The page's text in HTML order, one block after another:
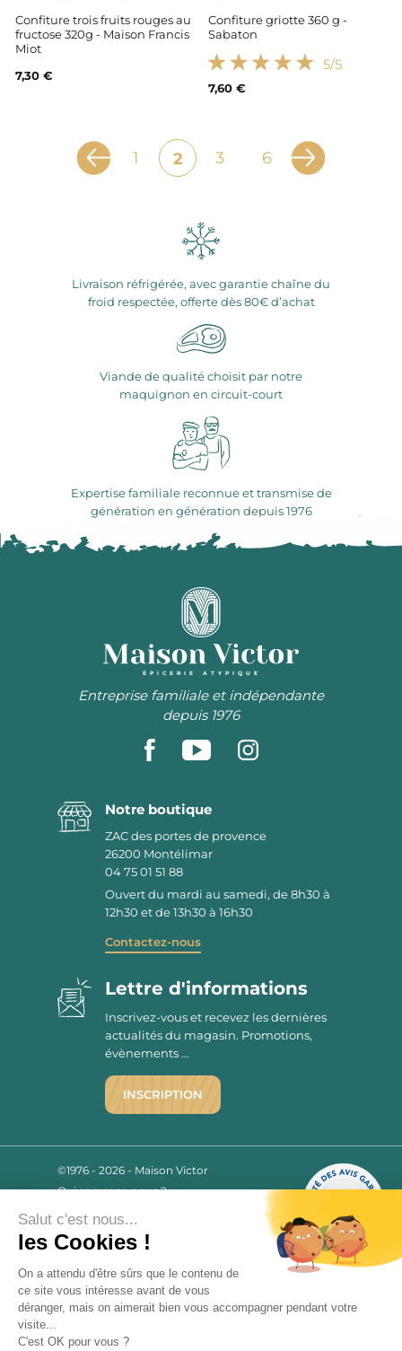
Confiture trois fruits rouges au
fructose 320g - Maison Francis
Miot
7,30 €
Confiture griotte 360 g -
Sabaton
5/5
7,60 €
1 2 3 6
Livraison réfrigérée, avec garantie chaîne du
froid respectée, offerte dès 80€ d’achat
Viande de qualité choisit par notre
maquignon en circuit-court
Expertise familiale reconnue et transmise de
génération en génération depuis 1976
ÉPICERIE ATYPIQUE
Entreprise familiale et indépendante
depuis 1976
Notre boutique
ZAC des portes de provence
26200 Montélimar
04 75 01 51 88
Ouvert du mardi au samedi, de 8h30 à
12h30 et de 13h30 à 16h30
Contactez-nous
2780 AVIS
9.7
Lettre d'informations
Inscrivez-vous et recevez les dernières
actualités du magasin. Promotions,
évènements ...
INSCRIPTION
©1976 - 2026 - Maison Victor
Qui sommes-nous ?
Mentions légales
C.G.V.
Politique de confidentialité
FAQ
Livraisons
Salut c'est nous...
les Cookies !
On a attendu d'être sûrs que le contenu de
ce site vous intéresse avant de vous
déranger, mais on aimerait bien vous accompagner pendant votre
visite...
C'est OK pour vous ?